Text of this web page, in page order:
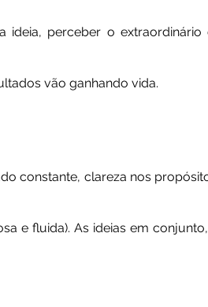
ideia, perceber o
vão ganhando vida.
constante, clareza nos
e fluida). As ideias em